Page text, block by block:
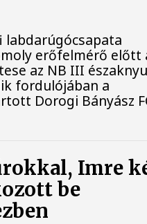
labdarúgócsapata
erőfelmérő előtt
az NB III
fordulójában a
Dorogi Bányász
Imre
be